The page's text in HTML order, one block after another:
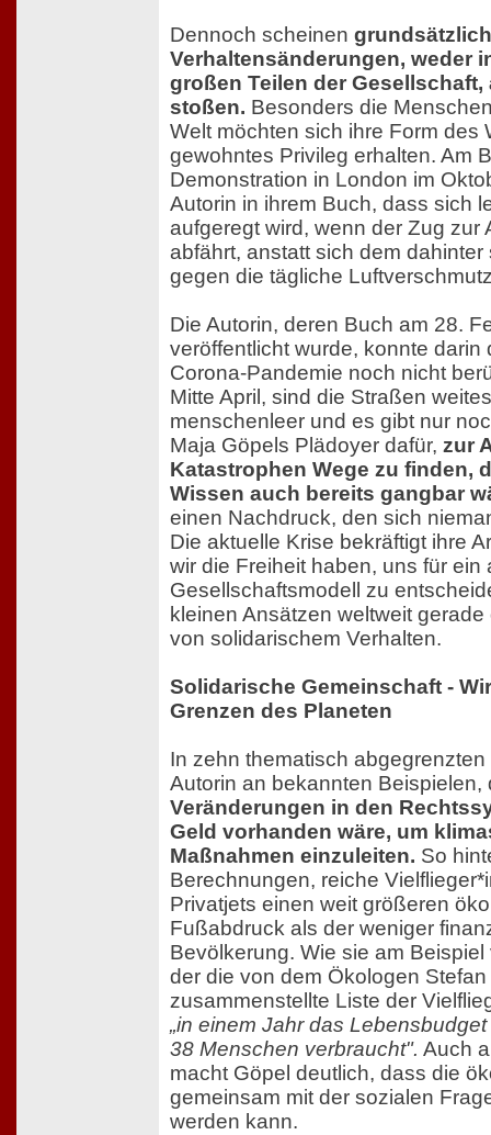
Dennoch scheinen
Verhaltensänderungen, weder
großen Teilen der Gesellschaft,
stoßen. Besonders die
Welt möchten sich ihre Form des
gewohntes Privileg erhalten. Am
Demonstration in London im
Autorin in ihrem Buch, dass sich
aufgeregt wird, wenn der Zug zur
abfährt, anstatt sich dem
gegen die tägliche
Die Autorin, deren Buch am 28.
veröffentlicht wurde, konnte darin
Corona-Pandemie noch nicht
Mitte April, sind die Straßen
menschenleer und es gibt nur
Maja Göpels Plädoyer dafür, zur
Katastrophen Wege zu finden,
Wissen auch bereits gangbar
einen Nachdruck, den sich
Die aktuelle Krise bekräftigt ihre
wir die Freiheit haben, uns für ein
Gesellschaftsmodell zu
kleinen Ansätzen weltweit
von solidarischem Verhalten.
Solidarische Gemeinschaft -
Grenzen des Planeten
In zehn thematisch
Autorin an bekannten
Veränderungen in den
Geld vorhanden wäre, um
Maßnahmen einzuleiten. So
Berechnungen, reiche
Privatjets einen weit größeren
Fußabdruck als der weniger
Bevölkerung. Wie sie am
der die von dem Ökologen
zusammenstellte Liste der
„in einem Jahr das
38 Menschen verbraucht". Auch
macht Göpel deutlich, dass die
gemeinsam mit der sozialen
werden kann.